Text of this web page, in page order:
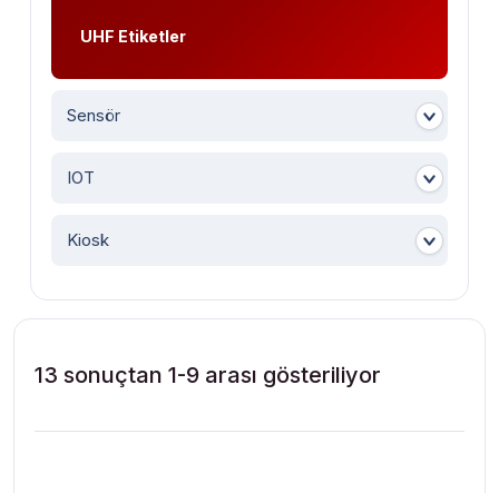
UHF Etiketler
Sensör
IOT
Kiosk
13 sonuçtan 1-9 arası gösteriliyor